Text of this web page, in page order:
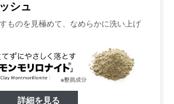
シュ
ものを見極めて、なめらかに洗い上げ
詳細を見る